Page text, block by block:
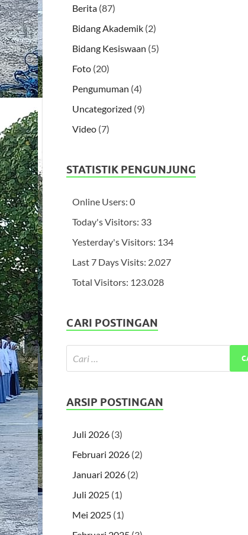
Berita (87)
Bidang Akademik (2)
Bidang Kesiswaan (5)
Foto (20)
Pengumuman (4)
Uncategorized (9)
Video (7)
STATISTIK PENGUNJUNG
Online Users: 0
Today's Visitors: 33
Yesterday's Visitors: 134
Last 7 Days Visits: 2.027
Total Visitors: 123.028
CARI POSTINGAN
ARSIP POSTINGAN
Juli 2026 (3)
Februari 2026 (2)
Januari 2026 (2)
Juli 2025 (1)
Mei 2025 (1)